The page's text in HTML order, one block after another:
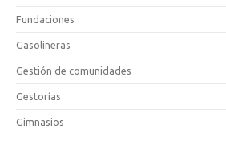
Fundaciones
Gasolineras
Gestión de comunidades
Gestorías
Gimnasios